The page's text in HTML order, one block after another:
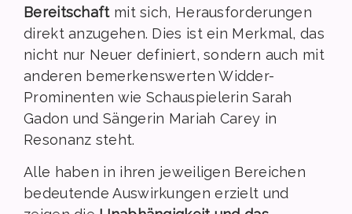
Bereitschaftmit sich, Herausforderungen
direkt anzugehen. Dies ist ein Merkmal, das
nicht nur Neuer definiert, sondern auch mit
anderen bemerkenswerten Widder-
Prominenten wie Schauspielerin Sarah
Gadon und Sängerin Mariah Carey in
Resonanz steht.
Alle haben in ihren jeweiligen Bereichen
bedeutende Auswirkungen erzielt und